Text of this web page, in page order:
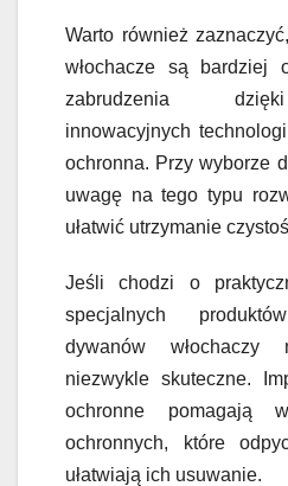
Warto również
włochacze są bardziej
zabrudzenia
innowacyjnych
ochronna. Przy wyborze
uwagę na tego typu
ułatwić utrzymanie
Jeśli chodzi o
specjalnych
dywanów
niezwykle skuteczne.
ochronne pomagają
ochronnych, które
ułatwiają ich usuwanie.